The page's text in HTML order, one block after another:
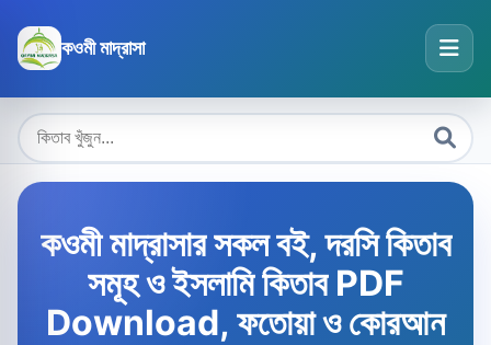
কওমী মাদ্রাসা
কওমী মাদ্রাসার সকল বই, দরসি কিতাব
সমূহ ও ইসলামি কিতাব PDF
Download, ফতোয়া ও কোরআন